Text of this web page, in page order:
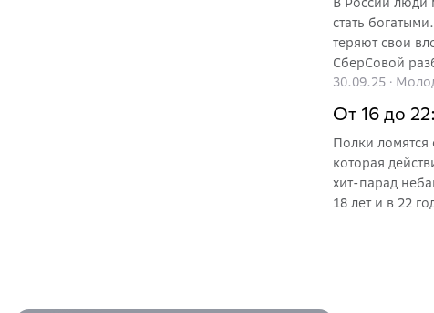
стать
теряют свои
СберСовой
30.09.25 ·
От 16 до
Полки ломятся
которая
хит-парад
18 лет и в 22